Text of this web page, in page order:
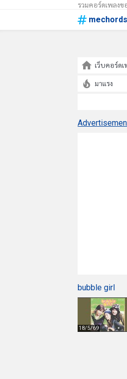
รวมคอร์ดเพลง
mechords
เว็บคอร์ดเ
มาแรง
bubble girl
18/5/69